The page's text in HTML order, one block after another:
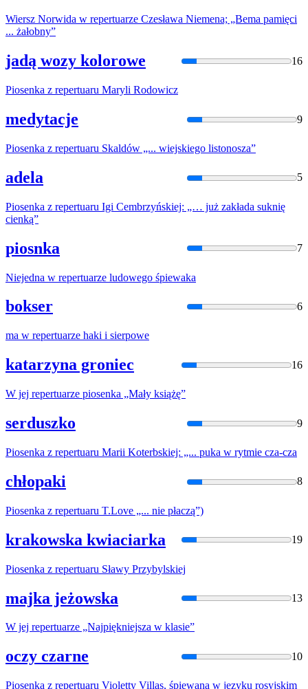
Wiersz Norwida w repertuarze Czesława Niemena; „Bema pamięci
... żałobny”
jadą wozy kolorowe 16
Piosenka z repertuaru Maryli Rodowicz
medytacje 9
Piosenka z repertuaru Skaldów „... wiejskiego listonosza”
adela 5
Piosenka z repertuaru Igi Cembrzyńskiej: „… już zakłada suknię
cienką”
piosnka 7
Niejedna w repertuarze ludowego śpiewaka
bokser 6
ma w repertuarze haki i sierpowe
katarzyna groniec 16
W jej repertuarze piosenka „Mały książę”
serduszko 9
Piosenka z repertuaru Marii Koterbskiej: „... puka w rytmie cza-cza
chłopaki 8
Piosenka z repertuaru T.Love „... nie płaczą”)
krakowska kwiaciarka 19
Piosenka z repertuaru Sławy Przybylskiej
majka jeżowska 13
W jej repertuarze „Najpiękniejsza w klasie”
oczy czarne 10
Piosenka z repertuaru Violetty Villas, śpiewana w języku rosyjskim